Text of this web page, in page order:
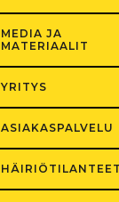
MEDIA JA
MATERIAALIT
YRITYS
ASIAKASPALVELU
HÄIRIÖTILANTEET